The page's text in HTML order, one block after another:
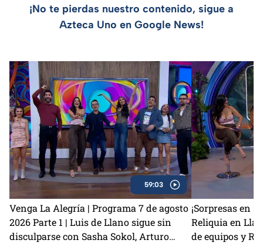
¡No te pierdas nuestro contenido, sigue a
Azteca Uno en Google News!
59:03
Venga La Alegría | Programa 7 de agosto
2026 Parte 1 | Luis de Llano sigue sin
disculparse con Sasha Sokol, Arturo
¡Sorpresas en
Reliquia en
de equipos y